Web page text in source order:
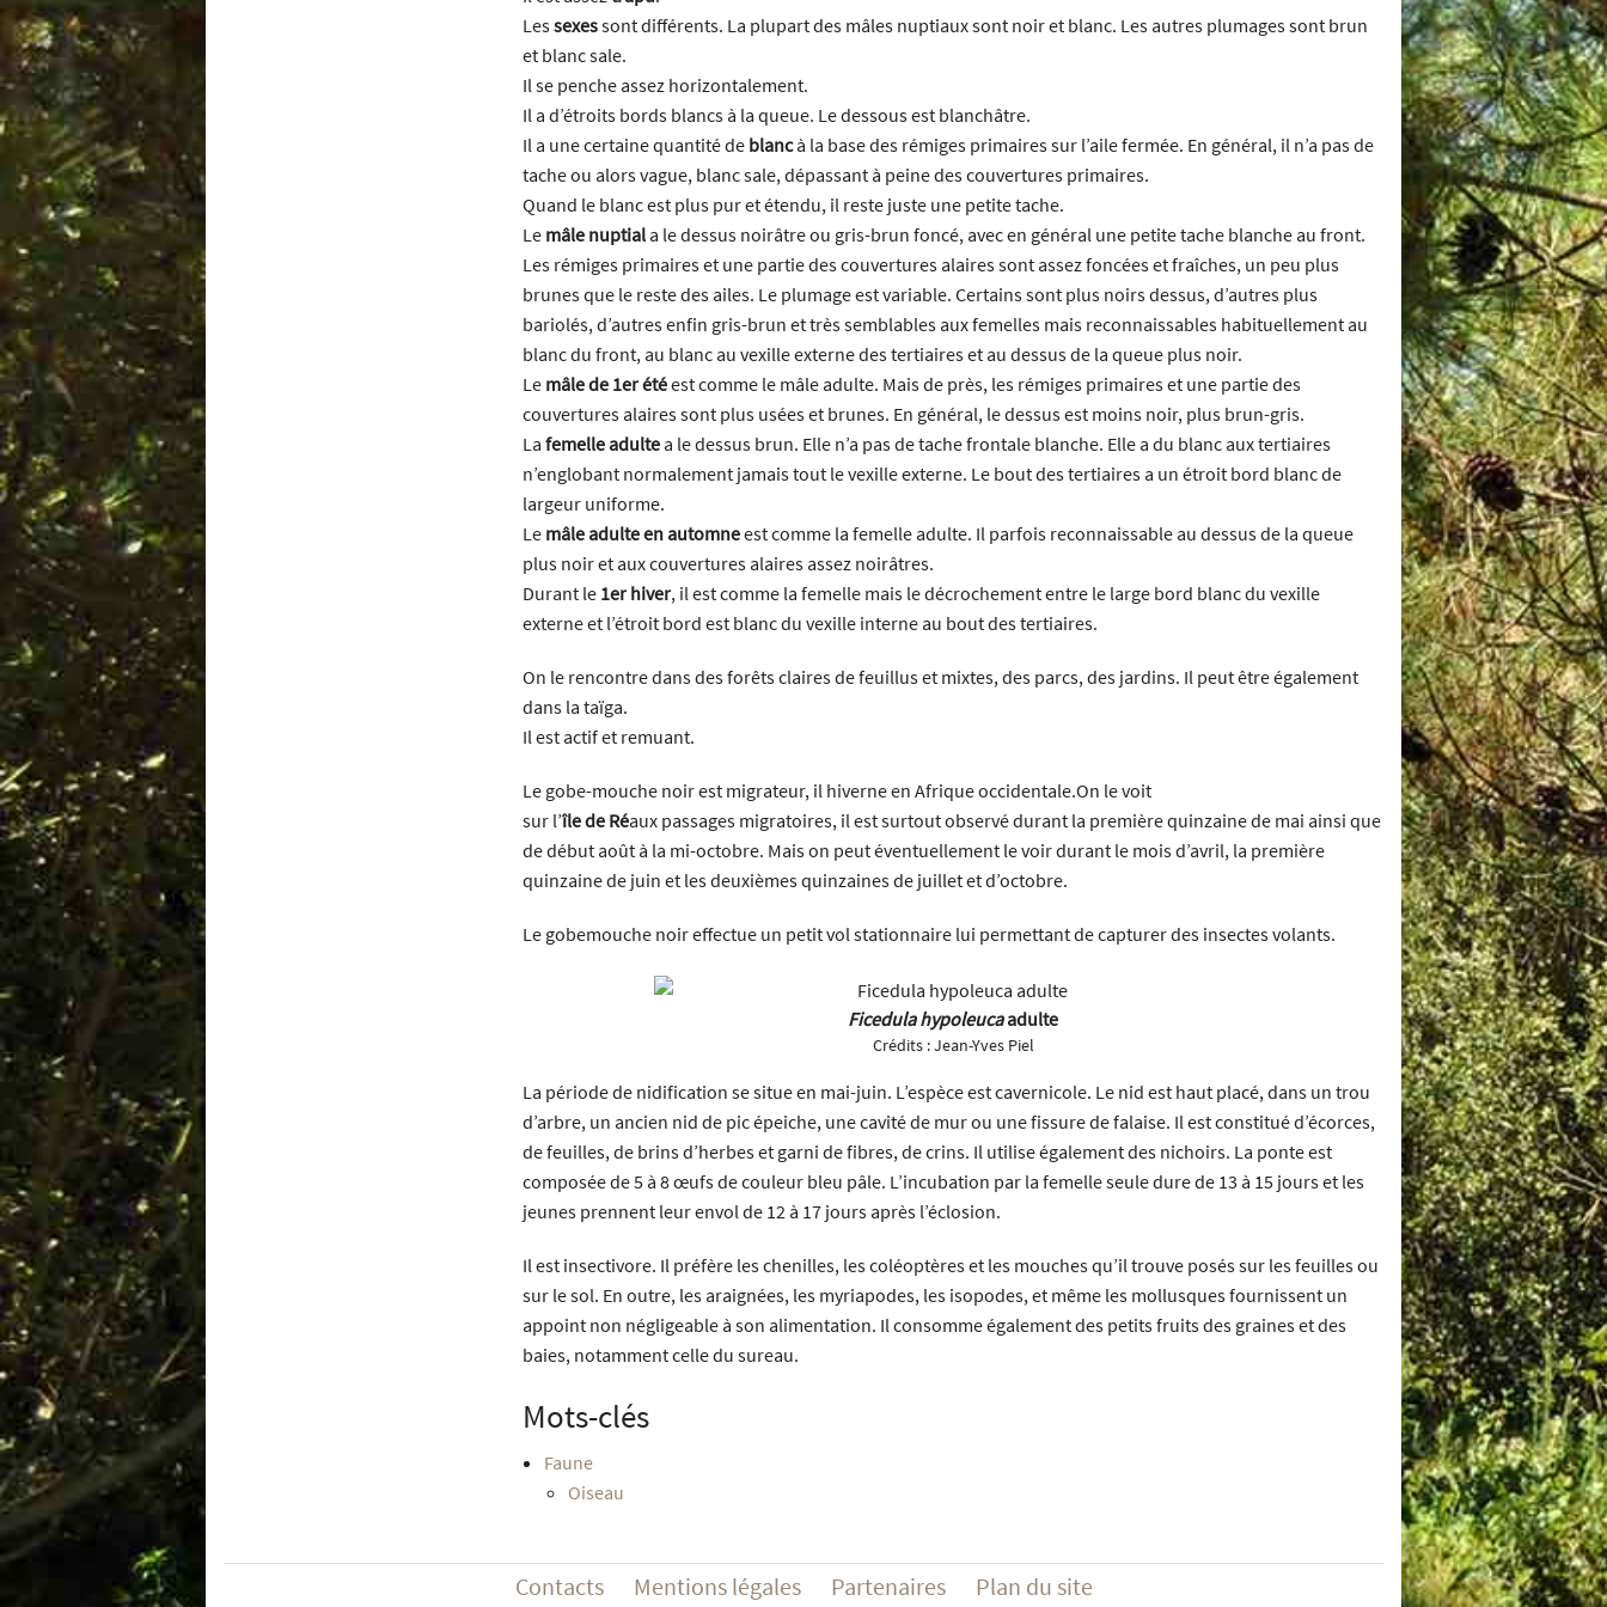
Lessexessont différents. La plupart des mâles nuptiaux sont noir et blanc. Les autres plumages sont brun
et blanc sale.
Il se penche assez horizontalement.
Il a d’étroits bords blancs à la queue. Le dessous est blanchâtre.
Il a une certaine quantité de blancà la base des rémiges primaires sur l’aile fermée. En général, il n’a pas de
tache ou alors vague, blanc sale, dépassant à peine des couvertures primaires.
Quand le blanc est plus pur et étendu, il reste juste une petite tache.
Le mâle nuptial a le dessus noirâtre ou gris-brun foncé, avec en général une petite tache blanche au front.
Les rémiges primaires et une partie des couvertures alaires sont assez foncées et fraîches, un peu plus
brunes que le reste des ailes. Le plumage est variable. Certains sont plus noirs dessus, d’autres plus
bariolés, d’autres enfin gris-brun et très semblables aux femelles mais reconnaissables habituellement au
blanc du front, au blanc au vexille externe des tertiaires et au dessus de la queue plus noir.
Le mâle de 1er étéest comme le mâle adulte. Mais de près, les rémiges primaires et une partie des
couvertures alaires sont plus usées et brunes. En général, le dessus est moins noir, plus brun-gris.
La femelle adulte a le dessus brun. Elle n’a pas de tache frontale blanche. Elle a du blanc aux tertiaires
n’englobant normalement jamais tout le vexille externe. Le bout des tertiaires a un étroit bord blanc de
largeur uniforme.
Le mâle adulte en automneest comme la femelle adulte. Il parfois reconnaissable au dessus de la queue
plus noir et aux couvertures alaires assez noirâtres.
Durant le 1er hiver, il est comme la femelle mais le décrochement entre le large bord blanc du vexille
externe et l’étroit bord est blanc du vexille interne au bout des tertiaires.
On le rencontre dans des forêts claires de feuillus et mixtes, des parcs, des jardins. Il peut être également
dans la taïga.
Il est actif et remuant.
Le gobe-mouche noir est migrateur, il hiverne en Afrique occidentale.On le voit
sur l’île de Réaux passages migratoires, il est surtout observé durant la première quinzaine de mai ainsi que
de début août à la mi-octobre. Mais on peut éventuellement le voir durant le mois d’avril, la première
quinzaine de juin et les deuxièmes quinzaines de juillet et d’octobre.
Le gobemouche noir effectue un petit vol stationnaire lui permettant de capturer des insectes volants.
Ficedula hypoleucaadulte
Crédits :Jean-Yves Piel
La période de nidification se situe en mai-juin. L’espèce est cavernicole. Le nid est haut placé, dans un trou
d’arbre, un ancien nid de pic épeiche, une cavité de mur ou une fissure de falaise. Il est constitué d’écorces,
de feuilles, de brins d’herbes et garni de fibres, de crins. Il utilise également des nichoirs. La ponte est
composée de 5 à 8 œufs de couleur bleu pâle. L’incubation par la femelle seule dure de 13 à 15 jours et les
jeunes prennent leur envol de 12 à 17 jours après l’éclosion.
Il est insectivore. Il préfère les chenilles, les coléoptères et les mouches qu’il trouve posés sur les feuilles ou
sur le sol. En outre, les araignées, les myriapodes, les isopodes, et même les mollusques fournissent un
appoint non négligeable à son alimentation. Il consomme également des petits fruits des graines et des
baies, notamment celle du sureau.
Mots-clés
Faune
Oiseau
Contacts Mentions légales Partenaires Plan du site